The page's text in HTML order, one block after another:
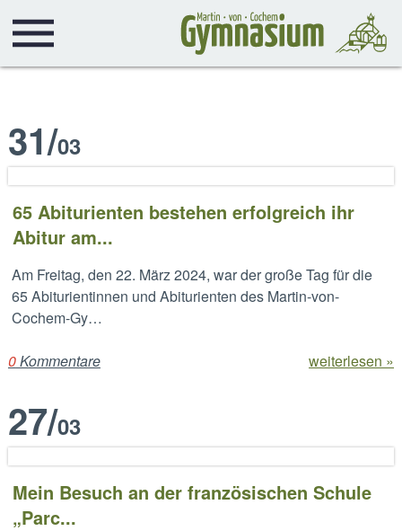
31/03
65 Abiturienten bestehen erfolgreich ihr
Abitur am...
Am Freitag, den 22. März 2024, war der große Tag für die
65 Abiturientinnen und Abiturienten des Martin-von-
Cochem-Gy…
0Kommentare weiterlesen »
27/03
Mein Besuch an der französischen Schule
„Parc...